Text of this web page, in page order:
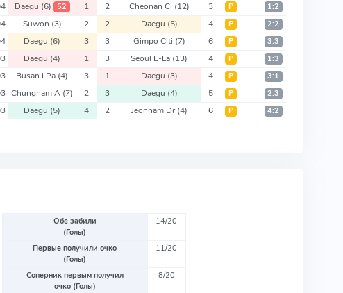
Daegu (6) 52 1 2 Cheonan Ci (12) 3 Р 1:2
Suwon (3) 2 2 Daegu (5) 4 Р 2:2
Daegu (6) 3 3 Gimpo Citi (7) 6 Р 3:3
Daegu (4) 1 3 Seoul E-La (13) 4 Р 1:3
Busan I Pa (4) 3 1 Daegu (3) 4 Р 3:1
Chungnam A (7) 2 3 Daegu (4) 5 Р 2:3
Daegu (5) 4 2 Jeonnam Dr(4) 6 Р 4:2
Обе забили
(Голы)
14/20
Первые получили очко
(Голы)
11/20
Соперник первым получил
очко (Голы)
8/20